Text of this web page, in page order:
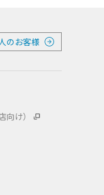
のお客様
け）